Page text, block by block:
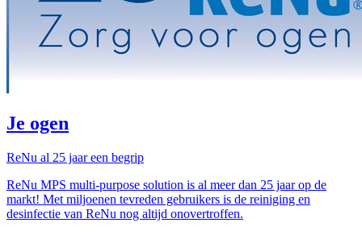
Je ogen
ReNu al 25 jaar een begrip
ReNu MPS multi-purpose solution is al meer dan 25 jaar op de
markt! Met miljoenen tevreden gebruikers is de reiniging en
desinfectie van ReNu nog altijd onovertroffen.